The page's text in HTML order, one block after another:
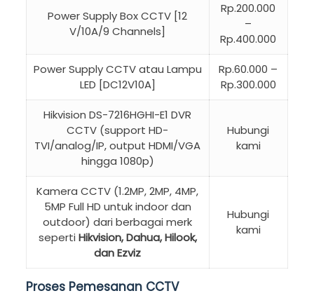
Power Supply Box CCTV [12
V/10A/9 Channels]
Rp.200.000
–
Rp.400.000
Power Supply CCTV atau Lampu
LED [DC12V10A]
Rp.60.000 –
Rp.300.000
Hikvision DS-7216HGHI-E1 DVR
CCTV (support HD-
TVI/analog/IP, output HDMI/VGA
hingga 1080p)
Hubungi
kami
Kamera CCTV (1.2MP, 2MP, 4MP,
5MP Full HD untuk indoor dan
outdoor) dari berbagai merk
seperti Hikvision, Dahua, Hilook,
dan Ezviz
Hubungi
kami
Proses Pemesanan CCTV